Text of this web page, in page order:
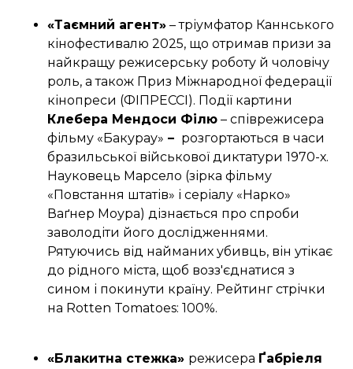
«Таємний агент» – тріумфатор Каннського
кінофестивалю 2025, що отримав призи за
найкращу режисерську роботу й чоловічу
роль, а також Приз Міжнародної федерації
кінопреси (ФІПРЕССІ). Події картини
Клебера Мендоси Філю – співрежисера
фільму «Бакурау» – розгортаються в часи
бразильської військової диктатури 1970-х.
Науковець Марсело (зірка фільму
«Повстання штатів» і серіалу «Нарко»
Ваґнер Моура) дізнається про спроби
заволодіти його дослідженнями.
Рятуючись від найманих убивць, він утікає
до рідного міста, щоб возз'єднатися з
сином і покинути країну. Рейтинг стрічки
на Rotten Tomatoes: 100%.
«Блакитна стежка» режисера Ґабріеля